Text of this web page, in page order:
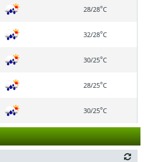
28/28°C
32/28°C
30/25°C
28/25°C
30/25°C